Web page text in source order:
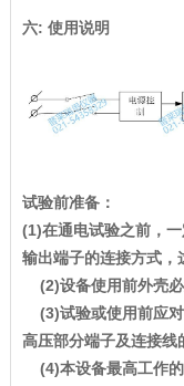
六: 使用说明
试验前准备：
(1)在通电试验之前，
输出端子的连接方式，
(2)设备使用前外壳必
(3)试验或使用前应对
高压部分端子及连接线
(4)本设备最高工作的